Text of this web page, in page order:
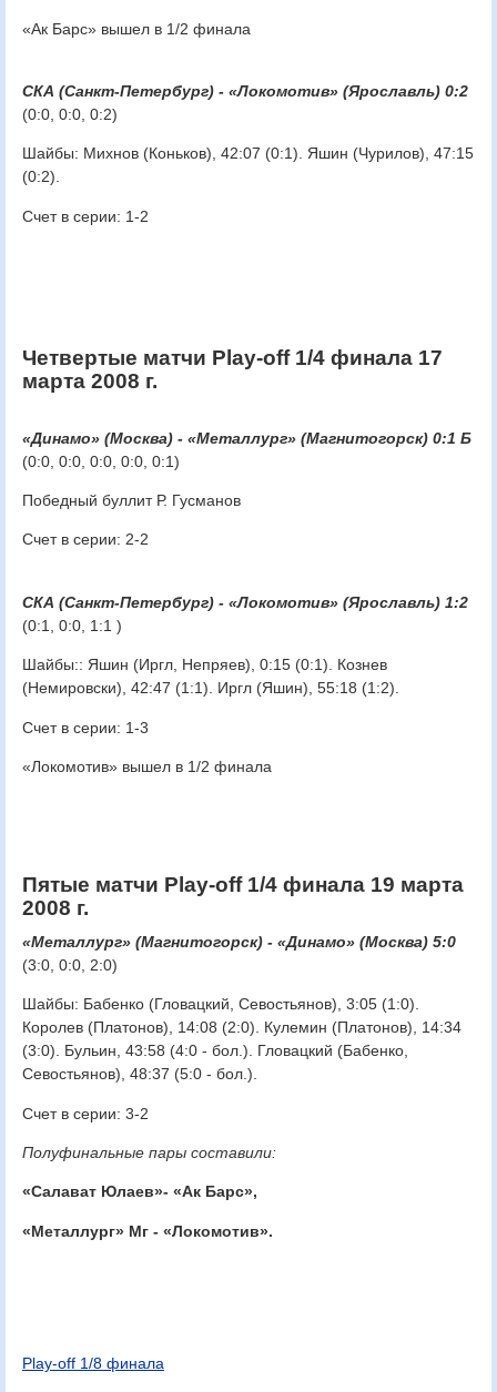
«Ак Барс» вышел в 1/2 финала
СКА (Санкт-Петербург) - «Локомотив» (Ярославль) 0:2
(0:0, 0:0, 0:2)
Шайбы: Михнов (Коньков), 42:07 (0:1). Яшин (Чурилов), 47:15
(0:2).
Счет в серии: 1-2
Четвертые матчи Play-off 1/4 финала 17
марта 2008 г.
«Динамо» (Москва) - «Металлург» (Магнитогорск) 0:1 Б
(0:0, 0:0, 0:0, 0:0, 0:1)
Победный буллит Р. Гусманов
Счет в серии: 2-2
СКА (Санкт-Петербург) - «Локомотив» (Ярославль) 1:2
(0:1, 0:0, 1:1 )
Шайбы:: Яшин (Иргл, Непряев), 0:15 (0:1). Кознев
(Немировски), 42:47 (1:1). Иргл (Яшин), 55:18 (1:2).
Счет в серии: 1-3
«Локомотив» вышел в 1/2 финала
Пятые матчи Play-off 1/4 финала 19 марта
2008 г.
«Металлург» (Магнитогорск) - «Динамо» (Москва) 5:0
(3:0, 0:0, 2:0)
Шайбы: Бабенко (Гловацкий, Севостьянов), 3:05 (1:0).
Королев (Платонов), 14:08 (2:0). Кулемин (Платонов), 14:34
(3:0). Бульин, 43:58 (4:0 - бол.). Гловацкий (Бабенко,
Севостьянов), 48:37 (5:0 - бол.).
Счет в серии: 3-2
Полуфинальные пары составили:
«Салават Юлаев»- «Ак Барс»,
«Металлург» Мг - «Локомотив».
Play-off 1/8 финала